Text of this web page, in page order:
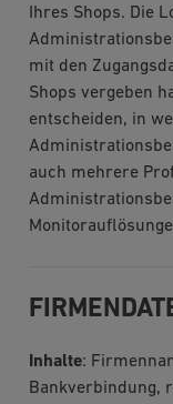
Ihres Shops. Die
mit den
Shops vergeben
entscheiden, in
auch mehrere
Inhalte:
Bankverbindung,